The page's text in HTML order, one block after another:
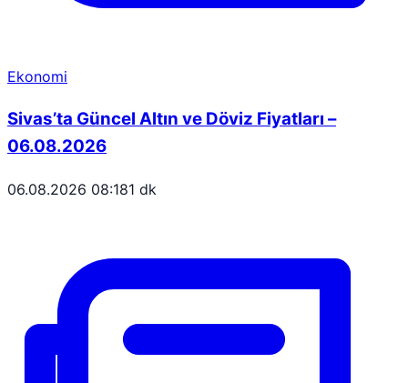
Ekonomi
Sivas’ta Güncel Altın ve Döviz Fiyatları –
06.08.2026
06.08.2026 08:181 dk